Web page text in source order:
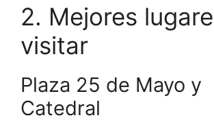
2. Mejores
visitar
Plaza 25 de Mayo y
Catedral